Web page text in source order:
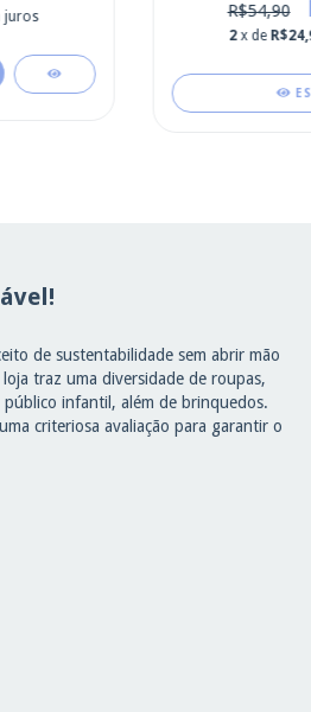
juros R$54,90
2 x de
de sustentabilidade sem abrir mão
traz uma diversidade de roupas,
público infantil, além de brinquedos.
criteriosa avaliação para garantir o